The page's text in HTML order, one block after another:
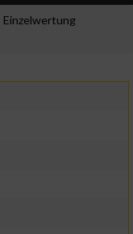
Einzelwertung